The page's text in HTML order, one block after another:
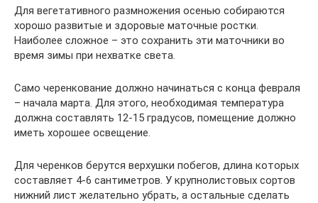
Для вегетативного размножения осенью собираются
хорошо развитые и здоровые маточные ростки.
Наиболее сложное – это сохранить эти маточники во
время зимы при нехватке света.
Само черенкование должно начинаться с конца февраля
– начала марта. Для этого, необходимая температура
должна составлять 12-15 градусов, помещение должно
иметь хорошее освещение.
Для черенков берутся верхушки побегов, длина которых
составляет 4-6 сантиметров. У крупнолистовых сортов
нижний лист желательно убрать, а остальные сделать